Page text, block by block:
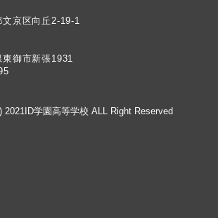
京区向丘2-19-1
2021ID学園高等学校 ALL Right Reserved